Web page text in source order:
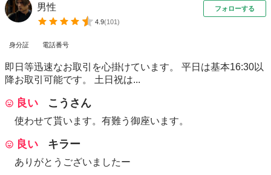
男性
4.9(101)
フォローする
身分証 電話番号
即日等迅速なお取引を心掛けています。 平日は基本16:30以
降お取引可能です。 土日祝は...
良い こうさん
使わせて貰います。有難う御座います。
良い キラー
ありがとうございましたー